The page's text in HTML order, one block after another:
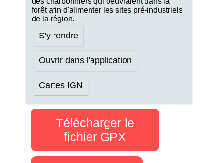
forêt afin d'alimenter les sites pré-industriels
de la région.
S'y rendre
Ouvrir dans l'application
Cartes IGN
Télécharger le
fichier GPX